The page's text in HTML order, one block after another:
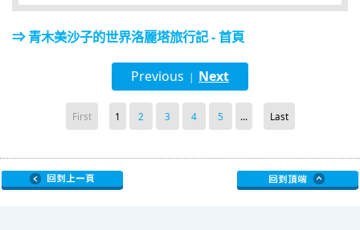
⇒ 青木美沙子的世界洛麗塔旅行記 - 首頁
Previous | Next
First 1 2 3 4 5 ... Last